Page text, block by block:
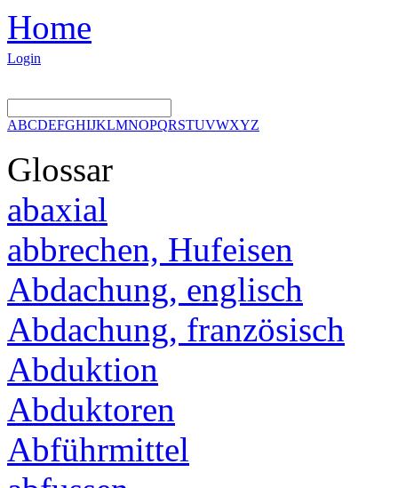
Home
Login
ABCDEFGHIJKLMNOPQRSTUVWXYZ
Glossar
abaxial
abbrechen, Hufeisen
Abdachung, englisch
Abdachung, französisch
Abduktion
Abduktoren
Abführmittel